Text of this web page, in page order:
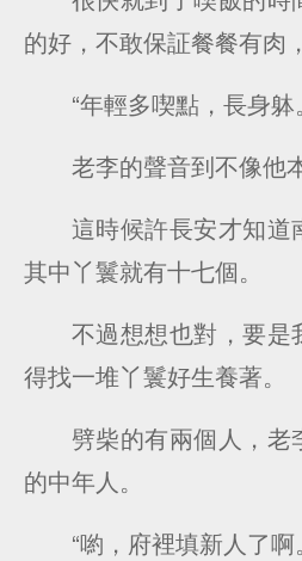
的好，不敢保証餐餐有肉
“年輕多喫點，長身躰
老李的聲音到不像他
這時候許長安才知道
其中丫鬟就有十七個。
不過想想也對，要
得找一堆丫鬟好生養著。
劈柴的有兩個人，
的中年人。
“喲，府裡填新人了啊